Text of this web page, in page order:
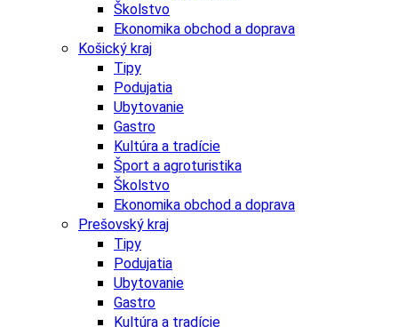
Školstvo
Ekonomika obchod a doprava
Košický kraj
Tipy
Podujatia
Ubytovanie
Gastro
Kultúra a tradície
Šport a agroturistika
Školstvo
Ekonomika obchod a doprava
Prešovský kraj
Tipy
Podujatia
Ubytovanie
Gastro
Kultúra a tradície